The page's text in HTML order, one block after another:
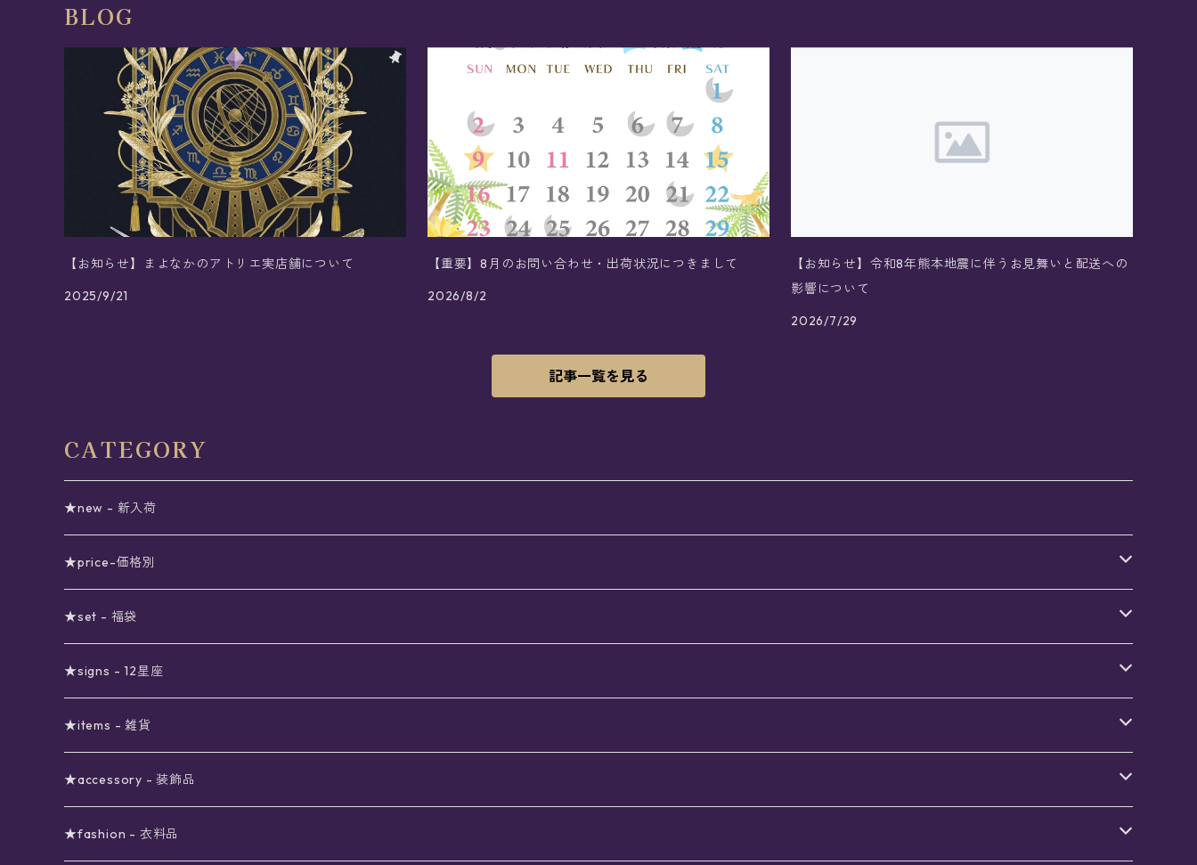
BLOG
【お知らせ】まよなかのアトリエ実店舗について
2025/9/21
【重要】8月のお問い合わせ・出荷状況につきまして
2026/8/2
【お知らせ】令和8年熊本地震に伴うお見舞いと配送への
影響について
2026/7/29
記事一覧を見る
CATEGORY
★new - 新入荷
★price-価格別
セール
真夜中のSALE
予約限定SALE
〜1000円
〜2000円
〜3000円
〜4000円
★set - 福袋
12星座福袋
星の市福袋
★signs - 12星座
12星座ギフトセット
★items - 雑貨
ステーショナリー
ギフトボックス
メイクアップ
★accessory - 装飾品
ピアス
★fashion - 衣料品